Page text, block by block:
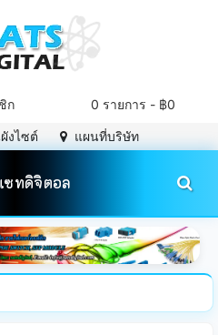
0 รายการ - ฿0
ก
งไซต์ แผนที่บริษัท
ซทดิจิตอล